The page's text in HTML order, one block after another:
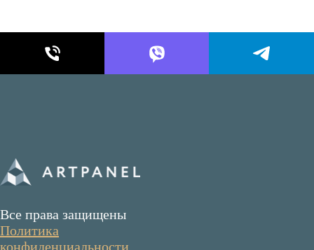
Все права защищены
Политика
конфиденциальности